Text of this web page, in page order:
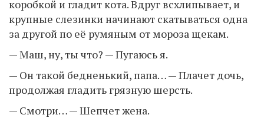
коробкой и гладит кота. Вдруг всхлипывает, и
крупные слезинки начинают скатываться одна
за другой по её румяным от мороза щекам.
— Маш, ну, ты что? — Пугаюсь я.
— Он такой бедненький, папа… — Плачет дочь,
продолжая гладить грязную шерсть.
— Смотри… — Шепчет жена.